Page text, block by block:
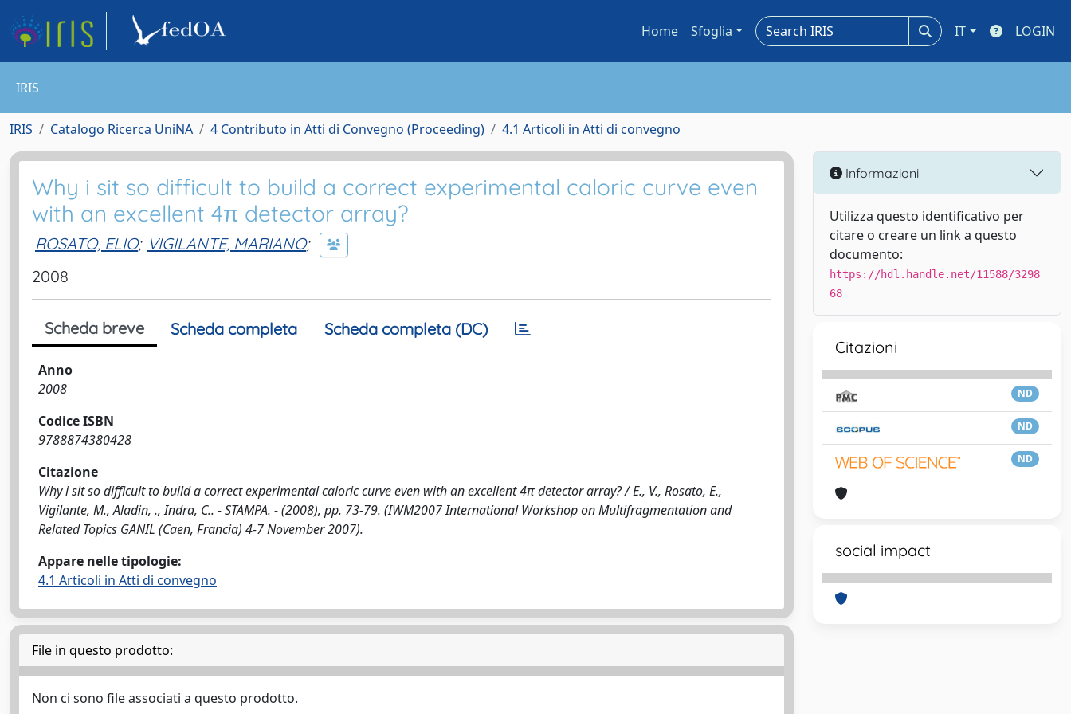
Home Sfoglia IT LOGIN
IRIS
IRIS Catalogo Ricerca UniNA 4 Contributo in Atti di Convegno (Proceeding) 4.1 Articoli in Atti di convegno
Why i sit so difficult to build a correct experimental caloric curve even
with an excellent 4π detector array?
ROSATO, ELIO; VIGILANTE, MARIANO;
2008
Scheda breve Scheda completa Scheda completa (DC)
Anno
2008
Codice ISBN
9788874380428
Citazione
Why i sit so difficult to build a correct experimental caloric curve even with an excellent 4π detector array? / E., V., Rosato, E.,
Vigilante, M., Aladin, ., Indra, C.. - STAMPA. - (2008), pp. 73-79. (IWM2007 International Workshop on Multifragmentation and
Related Topics GANIL (Caen, Francia) 4-7 November 2007).
Appare nelle tipologie:
4.1 Articoli in Atti di convegno
File in questo prodotto:
Non ci sono file associati a questo prodotto.
Informazioni
Utilizza questo identificativo per
citare o creare un link a questo
documento:
https://hdl.handle.net/11588/3298
68
Citazioni
ND
ND
ND
social impact